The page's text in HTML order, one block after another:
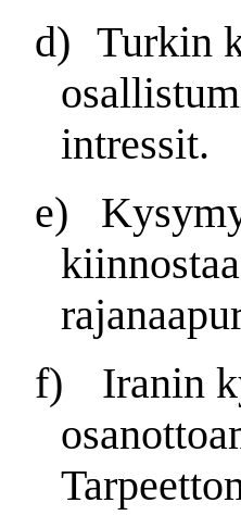
d) Turkin
intressit.
e)
f)
Iranin